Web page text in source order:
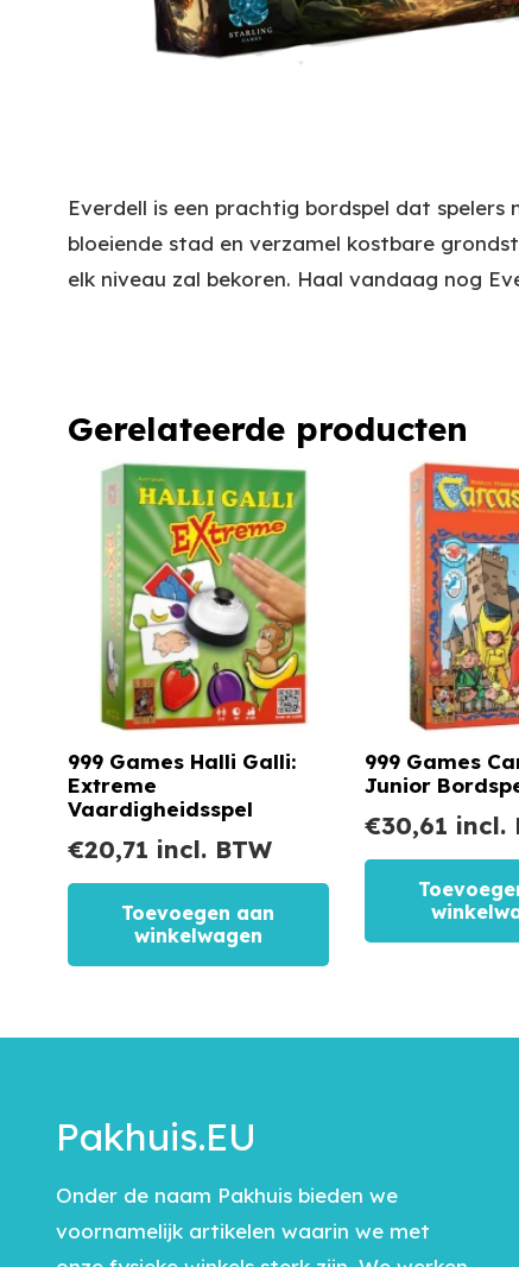
Everdell is een prachtig bordspel dat
bloeiende stad en verzamel kostbare
elk niveau zal bekoren. Haal vandaag nog
Gerelateerde producten
999 Games Halli Galli:
Extreme
Vaardigheidsspel
€20,71 incl. BTW
Toevoegen aan
winkelwagen
999 Games
Junior
€30,61 incl.
Pakhuis.EU
Onder de naam Pakhuis bieden we
voornamelijk artikelen waarin we met